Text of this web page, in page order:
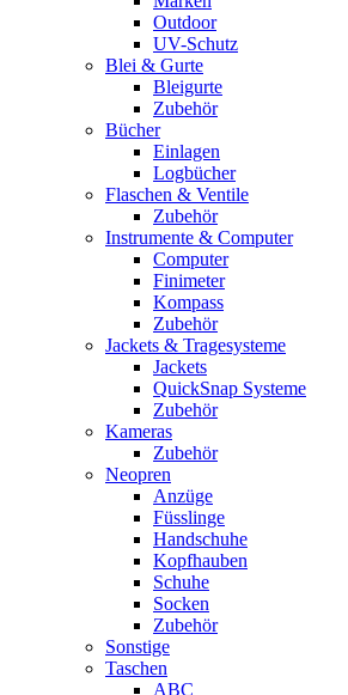
Outdoor
UV-Schutz
Blei & Gurte
Bleigurte
Zubehör
Bücher
Einlagen
Logbücher
Flaschen & Ventile
Zubehör
Instrumente & Computer
Computer
Finimeter
Kompass
Zubehör
Jackets & Tragesysteme
Jackets
QuickSnap Systeme
Zubehör
Kameras
Zubehör
Neopren
Anzüge
Füsslinge
Handschuhe
Kopfhauben
Schuhe
Socken
Zubehör
Sonstige
Taschen
ABC